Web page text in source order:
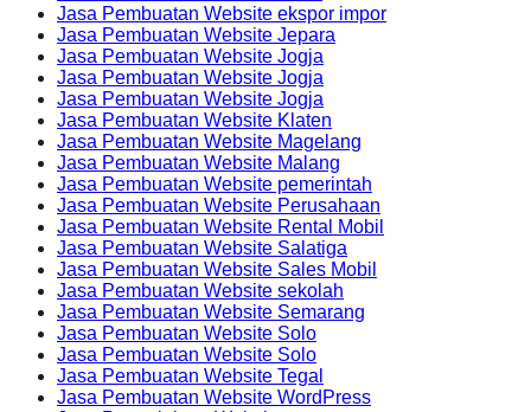
Jasa Pembuatan Website ekspor impor
Jasa Pembuatan Website Jepara
Jasa Pembuatan Website Jogja
Jasa Pembuatan Website Jogja
Jasa Pembuatan Website Jogja
Jasa Pembuatan Website Klaten
Jasa Pembuatan Website Magelang
Jasa Pembuatan Website Malang
Jasa Pembuatan Website pemerintah
Jasa Pembuatan Website Perusahaan
Jasa Pembuatan Website Rental Mobil
Jasa Pembuatan Website Salatiga
Jasa Pembuatan Website Sales Mobil
Jasa Pembuatan Website sekolah
Jasa Pembuatan Website Semarang
Jasa Pembuatan Website Solo
Jasa Pembuatan Website Solo
Jasa Pembuatan Website Tegal
Jasa Pembuatan Website WordPress